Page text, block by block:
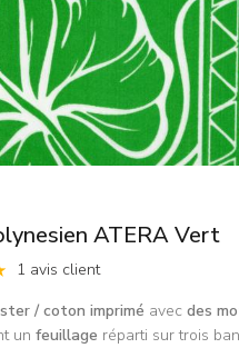
ATERA Vert
1 avis client
/ coton imprimé avec des
un feuillage réparti sur trois